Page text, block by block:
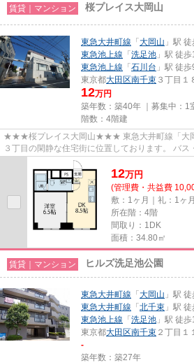
賃貸｜マンション 桜プレイス大岡山
東急大井町線 「 大岡山 」駅
東急池上線 「 洗足池 」駅 徒
東急池上線 「 石川台 」駅 徒
東京都大田区南千束 ３丁目１
12万円
築年数：築40年 ｜募集中： 1
階数：4階建
★★★桜プレイス大岡山★★★ 東急大井町線「大岡
３丁目の閑静な住宅街に位置しております。 バ
単身にもお二人入居にもおすす...
12万円
(管理費・共益費
敷：1ヶ月｜礼：1ヶ月
所在階：4階
間取り：1DK
面積：34.80㎡
賃貸｜マンション ヒルズ洗足池公園
東急大井町線 「 大岡山 」駅
東急大井町線 「 北千束 」駅
東急池上線 「 洗足池 」駅 徒
東京都大田区南千束 ２丁目１
-
築年数：築27年